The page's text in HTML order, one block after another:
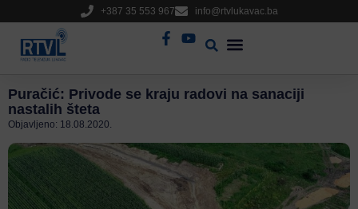
+387 35 553 967 info@rtvlukavac.ba
Puračić: Privode se kraju radovi na sanaciji
nastalih šteta
Objavljeno: 18.08.2020.